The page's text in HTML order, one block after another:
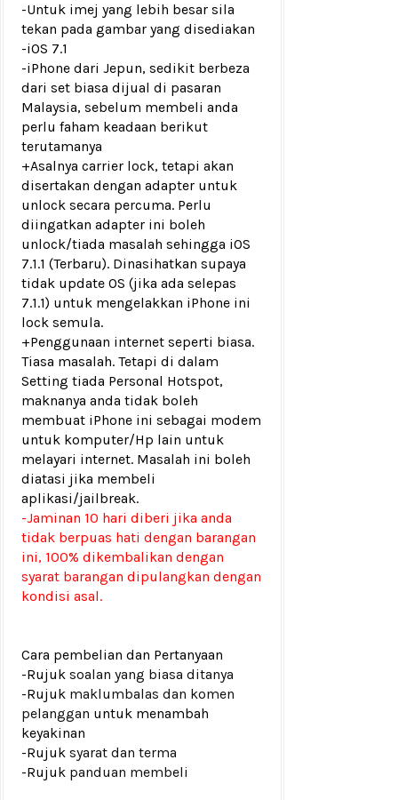
-Untuk imej yang lebih besar sila
tekan pada gambar yang disediakan
-iOS 7.1
-iPhone dari Jepun, sedikit berbeza
dari set biasa dijual di pasaran
Malaysia, sebelum membeli anda
perlu faham keadaan berikut
terutamanya
+Asalnya carrier lock, tetapi akan
disertakan dengan adapter untuk
unlock secara percuma. Perlu
diingatkan adapter ini boleh
unlock/tiada masalah sehingga iOS
7.1.1 (Terbaru). Dinasihatkan supaya
tidak update OS (jika ada selepas
7.1.1) untuk mengelakkan iPhone ini
lock semula.
+Penggunaan internet seperti biasa.
Tiasa masalah. Tetapi di dalam
Setting tiada Personal Hotspot,
maknanya anda tidak boleh
membuat iPhone ini sebagai modem
untuk komputer/Hp lain untuk
melayari internet. Masalah ini boleh
diatasi jika membeli
aplikasi/jailbreak.
-Jaminan 10 hari diberi jika anda
tidak berpuas hati dengan barangan
ini, 100% dikembalikan dengan
syarat barangan dipulangkan dengan
kondisi asal.
Cara pembelian dan Pertanyaan
-Rujuk soalan yang biasa ditanya
-Rujuk maklumbalas dan komen
pelanggan untuk menambah
keyakinan
-Rujuk syarat dan terma
-Rujuk panduan membeli